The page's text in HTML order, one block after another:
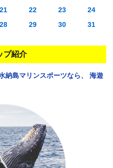
21 22 23
24
28 29 30 31
プ紹介
納島マリンスポーツなら、
海遊